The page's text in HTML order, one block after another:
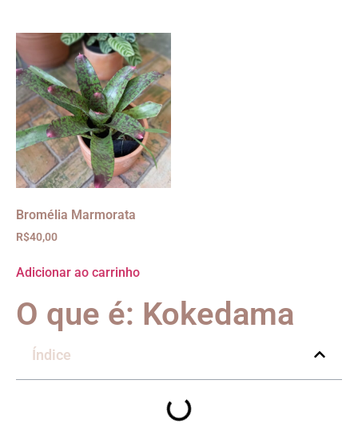
Bromélia Marmorata
R$40,00
Adicionar ao carrinho
O que é: Kokedama
Índice